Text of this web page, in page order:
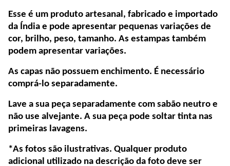
Esse é um produto artesanal, fabricado e importado
da Índia e pode apresentar pequenas variações de
cor, brilho, peso, tamanho. As estampas também
podem apresentar variações.
As capas não possuem enchimento. É necessário
comprá-lo separadamente.
Lave a sua peça separadamente com sabão neutro e
não use alvejante. A sua peça pode soltar tinta nas
primeiras lavagens.
*As fotos são ilustrativas. Qualquer produto
adicional utilizado na descrição da foto deve ser